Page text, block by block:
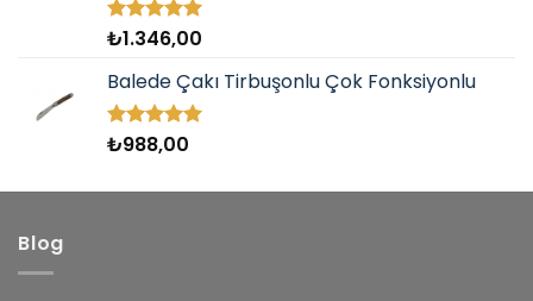
5 üzerinden
aldı
₺1.346,00
Balede Çakı Tirbuşonlu Çok Fonksiyonlu
5 üzerinden
₺988,00
Blog